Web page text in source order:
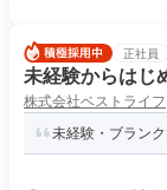
正社員
未経験からはじ
株式会社ベストライフ
未経験・ブラン